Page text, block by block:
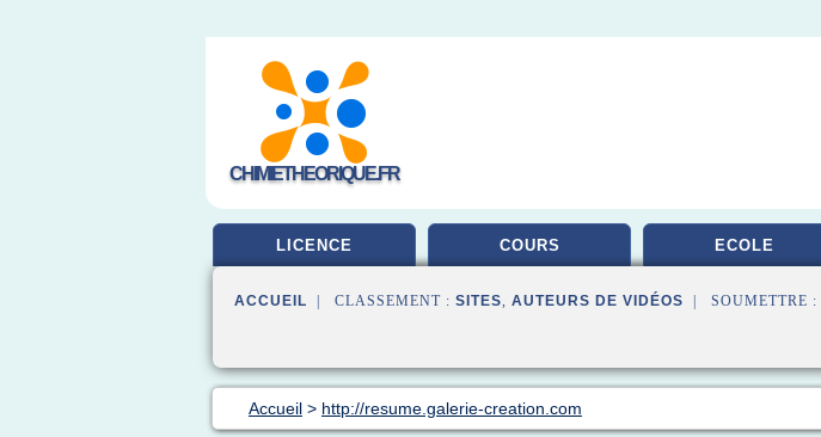
CHIMIETHEORIQUE.FR
LICENCE COURS ECOLE
ACCUEIL | CLASSEMENT : SITES, AUTEURS DE VIDÉOS | SOUMETTRE :
Accueil > http://resume.galerie-creation.com